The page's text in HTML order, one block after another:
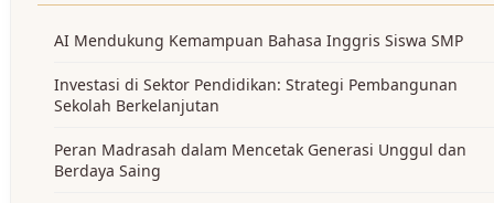
AI Mendukung Kemampuan Bahasa Inggris Siswa SMP
Investasi di Sektor Pendidikan: Strategi Pembangunan
Sekolah Berkelanjutan
Peran Madrasah dalam Mencetak Generasi Unggul dan
Berdaya Saing